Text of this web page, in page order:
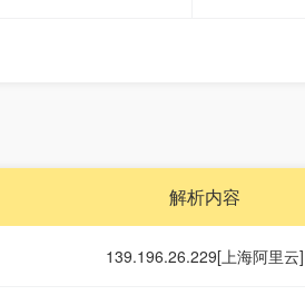
解析内容
139.196.26.229[上海阿里云]